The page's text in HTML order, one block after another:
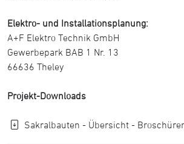
Elektro- und Installationsplanung:
A+F Elektro Technik GmbH
Gewerbepark BAB 1 Nr. 13
66636 Theley
Projekt-Downloads
Sakralbauten - Übersicht -